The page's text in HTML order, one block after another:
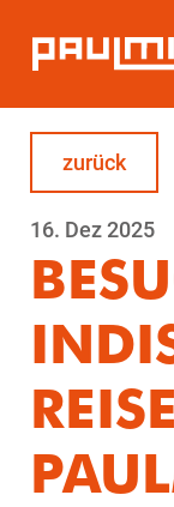
zurück
16. Dez 2025